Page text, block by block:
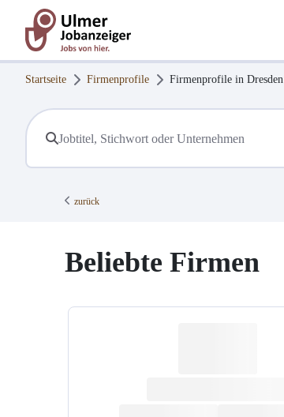
Startseite Firmenprofile Firmenprofile in Dresden
zurück
Beliebte Firmen